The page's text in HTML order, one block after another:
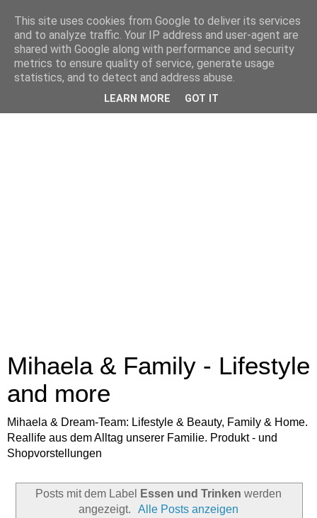
Mihaela & Family - Lifestyle
and more
Mihaela & Dream-Team: Lifestyle & Beauty, Family & Home.
Reallife aus dem Alltag unserer Familie. Produkt - und
Shopvorstellungen
Posts mit dem Label Essen und Trinken werden
angezeigt.
Alle Posts anzeigen
This site uses cookies from Google to deliver its services
and to analyze traffic. Your IP address and user-agent are
shared with Google along with performance and security
metrics to ensure quality of service, generate usage
statistics, and to detect and address abuse.
LEARN MORE GOT IT